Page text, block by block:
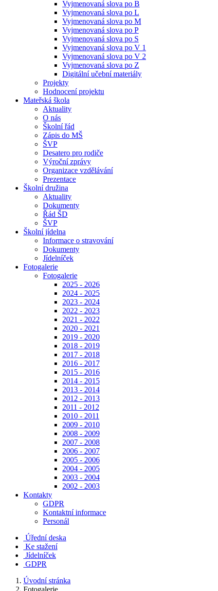
Vyjmenovaná slova po B
Vyjmenovaná slova po L
Vyjmenovaná slova po M
Vyjmenovaná slova po P
Vyjmenovaná slova po S
Vyjmenovaná slova po V 1
Vyjmenovaná slova po V 2
Vyjmenovaná slova po Z
Digitální učební materiály
Projekty
Hodnocení projektu
Mateřská škola
Aktuality
O nás
Školní řád
Zápis do MŠ
ŠVP
Desatero pro rodiče
Výroční zprávy
Organizace vzdělávání
Prezentace
Školní družina
Aktuality
Dokumenty
Řád ŠD
ŠVP
Školní jídelna
Informace o stravování
Dokumenty
Jídelníček
Fotogalerie
Fotogalerie
2025 - 2026
2024 - 2025
2023 - 2024
2022 - 2023
2021 - 2022
2020 - 2021
2019 - 2020
2018 - 2019
2017 - 2018
2016 - 2017
2015 - 2016
2014 - 2015
2013 - 2014
2012 - 2013
2011 - 2012
2010 - 2011
2009 - 2010
2008 - 2009
2007 - 2008
2006 - 2007
2005 - 2006
2004 - 2005
2003 - 2004
2002 - 2003
Kontakty
GDPR
Kontaktní informace
Personál
Úřední deska
Ke stažení
Jídelníček
GDPR
Úvodní stránka
Fotogalerie